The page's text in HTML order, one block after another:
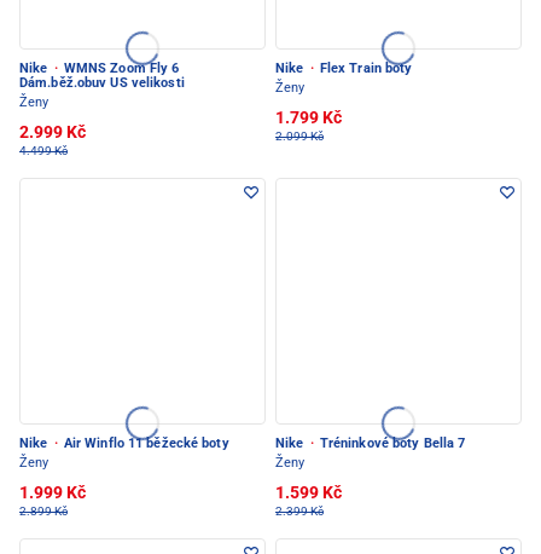
Nike · WMNS Zoom Fly 6
Dám.běž.obuv US velikosti
Ženy
2.999 Kč
4.499 Kč
Nike · Flex Train boty
Ženy
1.799 Kč
2.099 Kč
Nike · Air Winflo 11 běžecké boty
Ženy
1.999 Kč
2.899 Kč
Nike · Tréninkové boty Bella 7
Ženy
1.599 Kč
2.399 Kč